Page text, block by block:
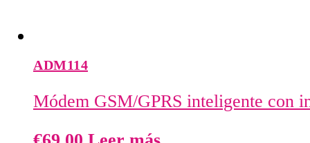
ADM114
Módem GSM/GPRS inteligente con